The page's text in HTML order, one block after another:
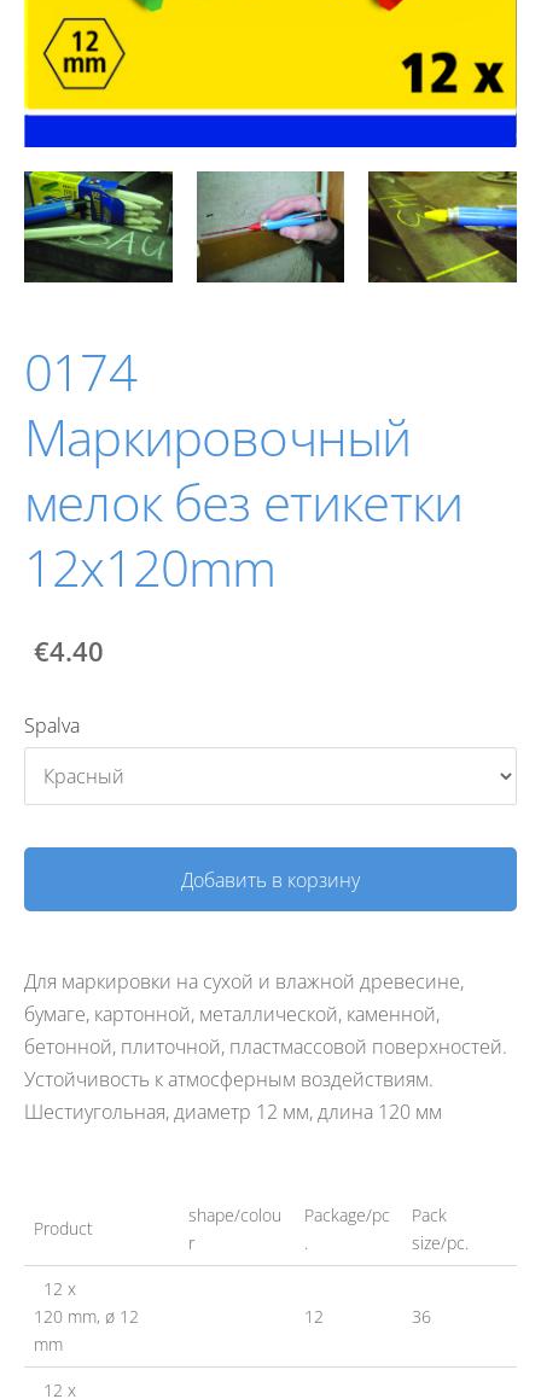
0174
Маркировочный
мелок без етикетки
12x120mm
€4.40
Spalva
Добавить в корзину
Для маркировки на сухой и влажной древесине,
бумаге, картонной, металлической, каменной,
бетонной, плиточной, пластмассовой поверхностей.
Устойчивость к атмосферным воздействиям.
Шестиугольная, диаметр 12 мм, длина 120 мм
Product
shape/colou
r
Package/pc
.
Pack
size/pc.
12 x
120 mm, ø 12
mm
12 36
12 x